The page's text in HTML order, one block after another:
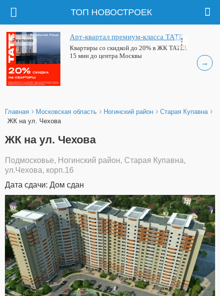
ТОП НОВОСТРОЕК
→
Арт-квартал премиум-класса ТАТЕ
Квартиры со скидкой до 20% в ЖК ТАТЕ!.
15 мин до центра Москвы
Реклама
Главная › Московская область › Ногинский район › Старая Купавна ›
ЖК на ул. Чехова
ЖК на ул. Чехова
Подмосковье, Ногинский район, Старая Купавна,
ул.Чехова, корп.16
Дата сдачи: Дом сдан